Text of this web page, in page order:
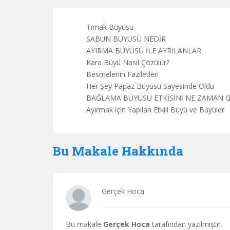
Tırnak Büyüsü
SABUN BÜYÜSÜ NEDİR
AYIRMA BÜYÜSÜ İLE AYRILANLAR
Kara Büyü Nasıl Çözülür?
Besmelenin Faziletleri
Her Şey Papaz Büyüsü Sayesinde Oldu
BAĞLAMA BÜYÜSÜ ETKİSİNİ NE ZAMAN
Ayırmak için Yapılan Etkili Büyü ve Büyüler
Bu Makale Hakkında
Gerçek Hoca
Bu makale Gerçek Hoca tarafından yazılmıştır.